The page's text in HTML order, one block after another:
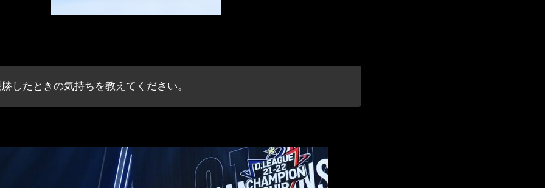
したときの気持ちを教えてください。